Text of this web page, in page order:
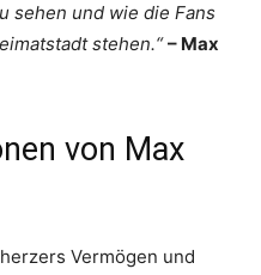
sehen und wie die Fans
stehen.“– Max
von Max
Vermögen und